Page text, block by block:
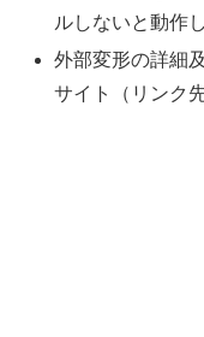
ルしないと動作
外部変形の詳細
サイト（リンク